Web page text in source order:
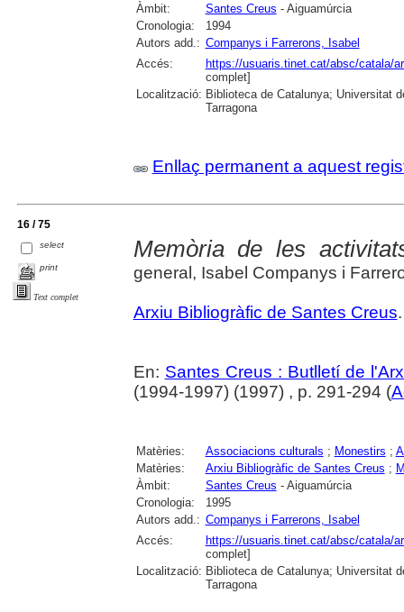
Àmbit:
Santes Creus - Aiguamúrcia
Cronologia:
1994
Autors add.: Companys i Farrerons, Isabel
Accés:
https://usuaris.tinet.cat/absc/catala/
complet]
Localització: Biblioteca de Catalunya; Universitat
Tarragona
Enllaç permanent a aquest
16 / 75
select
print
Text complet
Memòria de les
general, Isabel Companys i
Arxiu Bibliogràfic de Santes Creus.
En: Santes Creus : Butlletí de
(1994-1997) (1997) , p. 291-294 (
Matèries: Associacions culturals ; Monestirs ;
Matèries:
Arxiu Bibliogràfic de Santes Creus ;
Àmbit:
Santes Creus - Aiguamúrcia
Cronologia:
1995
Autors add.: Companys i Farrerons, Isabel
Accés:
https://usuaris.tinet.cat/absc/catala/
complet]
Localització: Biblioteca de Catalunya; Universitat
Tarragona